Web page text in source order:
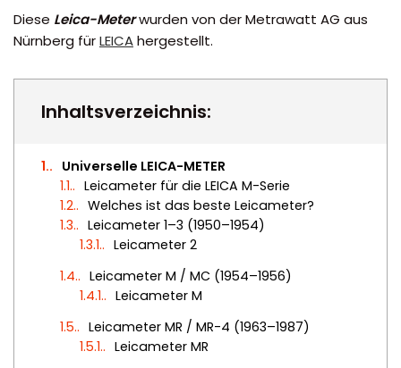
Diese Leica-Meterwurden von der Metrawatt AG aus
Nürnberg fürLEICAhergestellt.
Inhaltsverzeichnis:
1.
Universelle LEICA-METER
1.1.
Leicameter für die LEICA M-Serie
1.2.
Welches ist das beste Leicameter?
1.3.
Leicameter 1–3 (1950–1954)
1.3.1.
Leicameter 2
1.4.
Leicameter M / MC (1954–1956)
1.4.1.
Leicameter M
1.5.
Leicameter MR / MR-4 (1963–1987)
1.5.1.
Leicameter MR